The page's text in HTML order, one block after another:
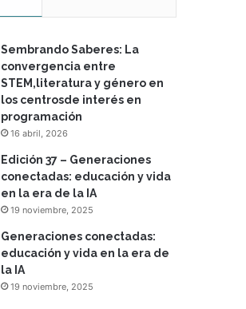
Sembrando Saberes: La
convergencia entre
STEM,literatura y género en
los centrosde interés en
programación
16 abril, 2026
Edición 37 – Generaciones
conectadas: educación y vida
en la era de la IA
19 noviembre, 2025
Generaciones conectadas:
educación y vida en la era de
la IA
19 noviembre, 2025